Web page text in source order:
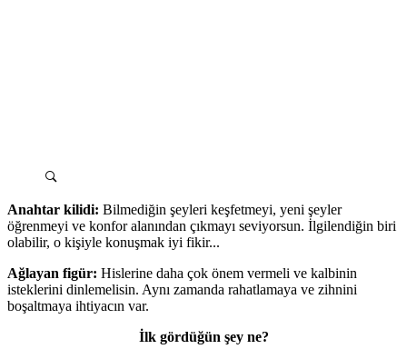
Anahtar kilidi: Bilmediğin şeyleri keşfetmeyi, yeni şeyler
öğrenmeyi ve konfor alanından çıkmayı seviyorsun. İlgilendiğin biri
olabilir, o kişiyle konuşmak iyi fikir...
Ağlayan figür: Hislerine daha çok önem vermeli ve kalbinin
isteklerini dinlemelisin. Aynı zamanda rahatlamaya ve zihnini
boşaltmaya ihtiyacın var.
İlk gördüğün şey ne?